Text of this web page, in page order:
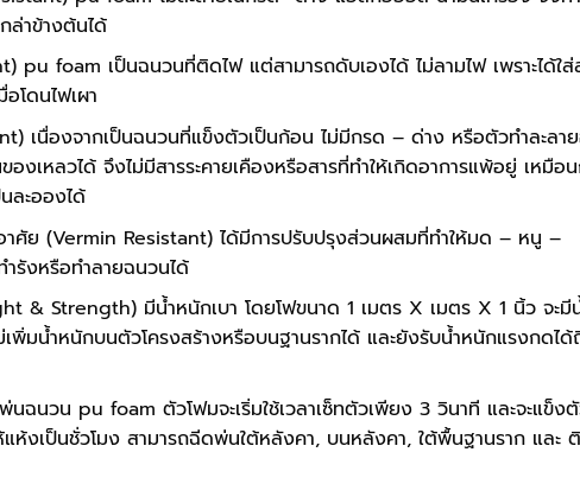
ล่าข้างต้นได้
pu foam เป็นฉนวนที่ติดไฟ แต่สามารถดับเองได้ ไม่ลามไฟ เพราะได้ใส่
โดนไฟเผา
เนื่องจากเป็นฉนวนที่แข็งตัวเป็นก้อน ไม่มีกรด – ด่าง หรือตัวทำละลา
องเหลวได้ จึงไม่มีสารระคายเคืองหรือสารที่ทำให้เกิดอาการแพ้อยู่ เหมือ
ละอองได้
ศัย (Vermin Resistant) ได้มีการปรับปรุงส่วนผสมที่ทำให้มด – หนู –
ำรังหรือทำลายฉนวนได้
& Strength) มีน้ำหนักเบา โดยโฟขนาด 1 เมตร X เมตร X 1 นิ้ว จะมี
พิ่มน้ำหนักบนตัวโครงสร้างหรือบนฐานรากได้ และยังรับน้ำหนักแรงกดได้
ฉนวน pu foam ตัวโฟมจะเริ่มใช้เวลาเซ็ทตัวเพียง 3 วินาที และจะแข็ง
ห้งเป็นชั่วโมง สามารถฉีดพ่นใต้หลังคา, บนหลังคา, ใต้พื้นฐานราก และ